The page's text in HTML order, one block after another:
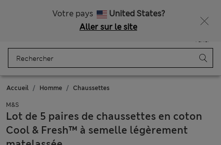
Votre pays
United States?
Aller sur le site
Panier
Accueil Homme Chaussettes
M&S
Lot de 5 paires de chaussettes en coton
Cool & Fresh™ à semelle légèrement